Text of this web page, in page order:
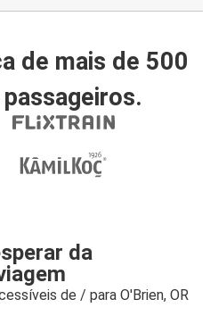
de mais de 500
da
de / para O'Brien, OR